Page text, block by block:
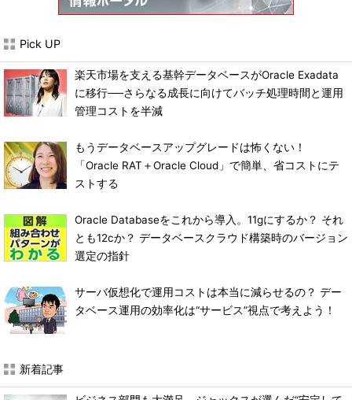
Pick UP
楽天市場を支える基幹データベースがOracle Exadata
に移行──さらなる成長に向けてバッチ処理時間と運用
管理コストを半減
もうデータベースアップグレードは怖くない！
「Oracle RAT＋Oracle Cloud」で簡単、省コストにテ
ストする
Oracle Databaseをこれから導入。11gにするか？ それ
とも12cか？ データベースクラウド構築時のバージョン
選定の指針
サーバ仮想化で運用コストは本当に減らせるの？ デー
タベース運用の効率化は“サービス”視点で考えよう！
新着記事